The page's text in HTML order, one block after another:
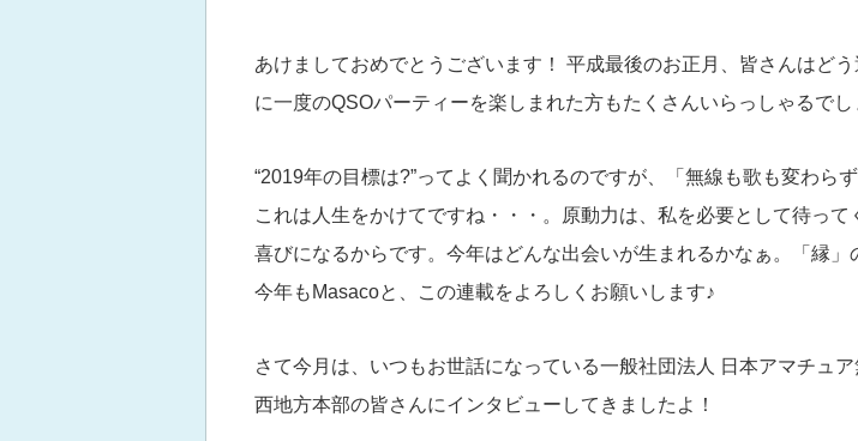
あけましておめでとうございます！ 平成最後のお正月、皆さんはど
に一度のQSOパーティーを楽しまれた方もたくさんいらっしゃるでし
“2019年の目標は?”ってよく聞かれるのですが、「無線も歌も変わら
これは人生をかけてですね・・・。原動力は、私を必要として待って
喜びになるからです。今年はどんな出会いが生まれるかなぁ。「縁」
今年もMasacoと、この連載をよろしくお願いします♪
さて今月は、いつもお世話になっている一般社団法人 日本アマチュ
西地方本部の皆さんにインタビューしてきましたよ！